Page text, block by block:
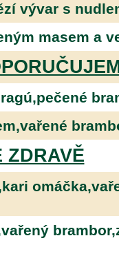
vývar s
masem a
ZDRAVĚ